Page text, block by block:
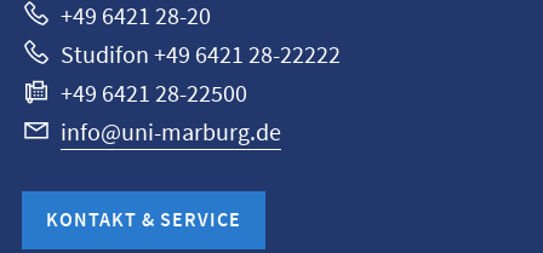
+49 6421 28-20
Studifon +49 6421 28-22222
+49 6421 28-22500
info@uni-marburg.de
KONTAKT & SERVICE